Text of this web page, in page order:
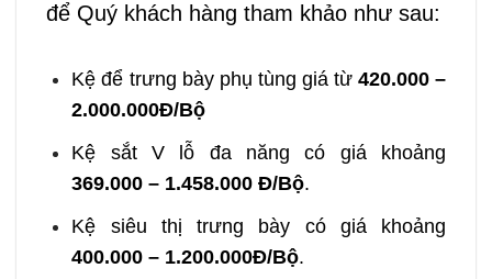
để Quý khách hàng tham khảo như sau:
Kệ để trưng bày phụ tùng giá từ 420.000 –
2.000.000Đ/Bộ
Kệ sắt V lỗ đa năng có giá khoảng
369.000 – 1.458.000 Đ/Bộ.
Kệ siêu thị trưng bày có giá khoảng
400.000 – 1.200.000Đ/Bộ.